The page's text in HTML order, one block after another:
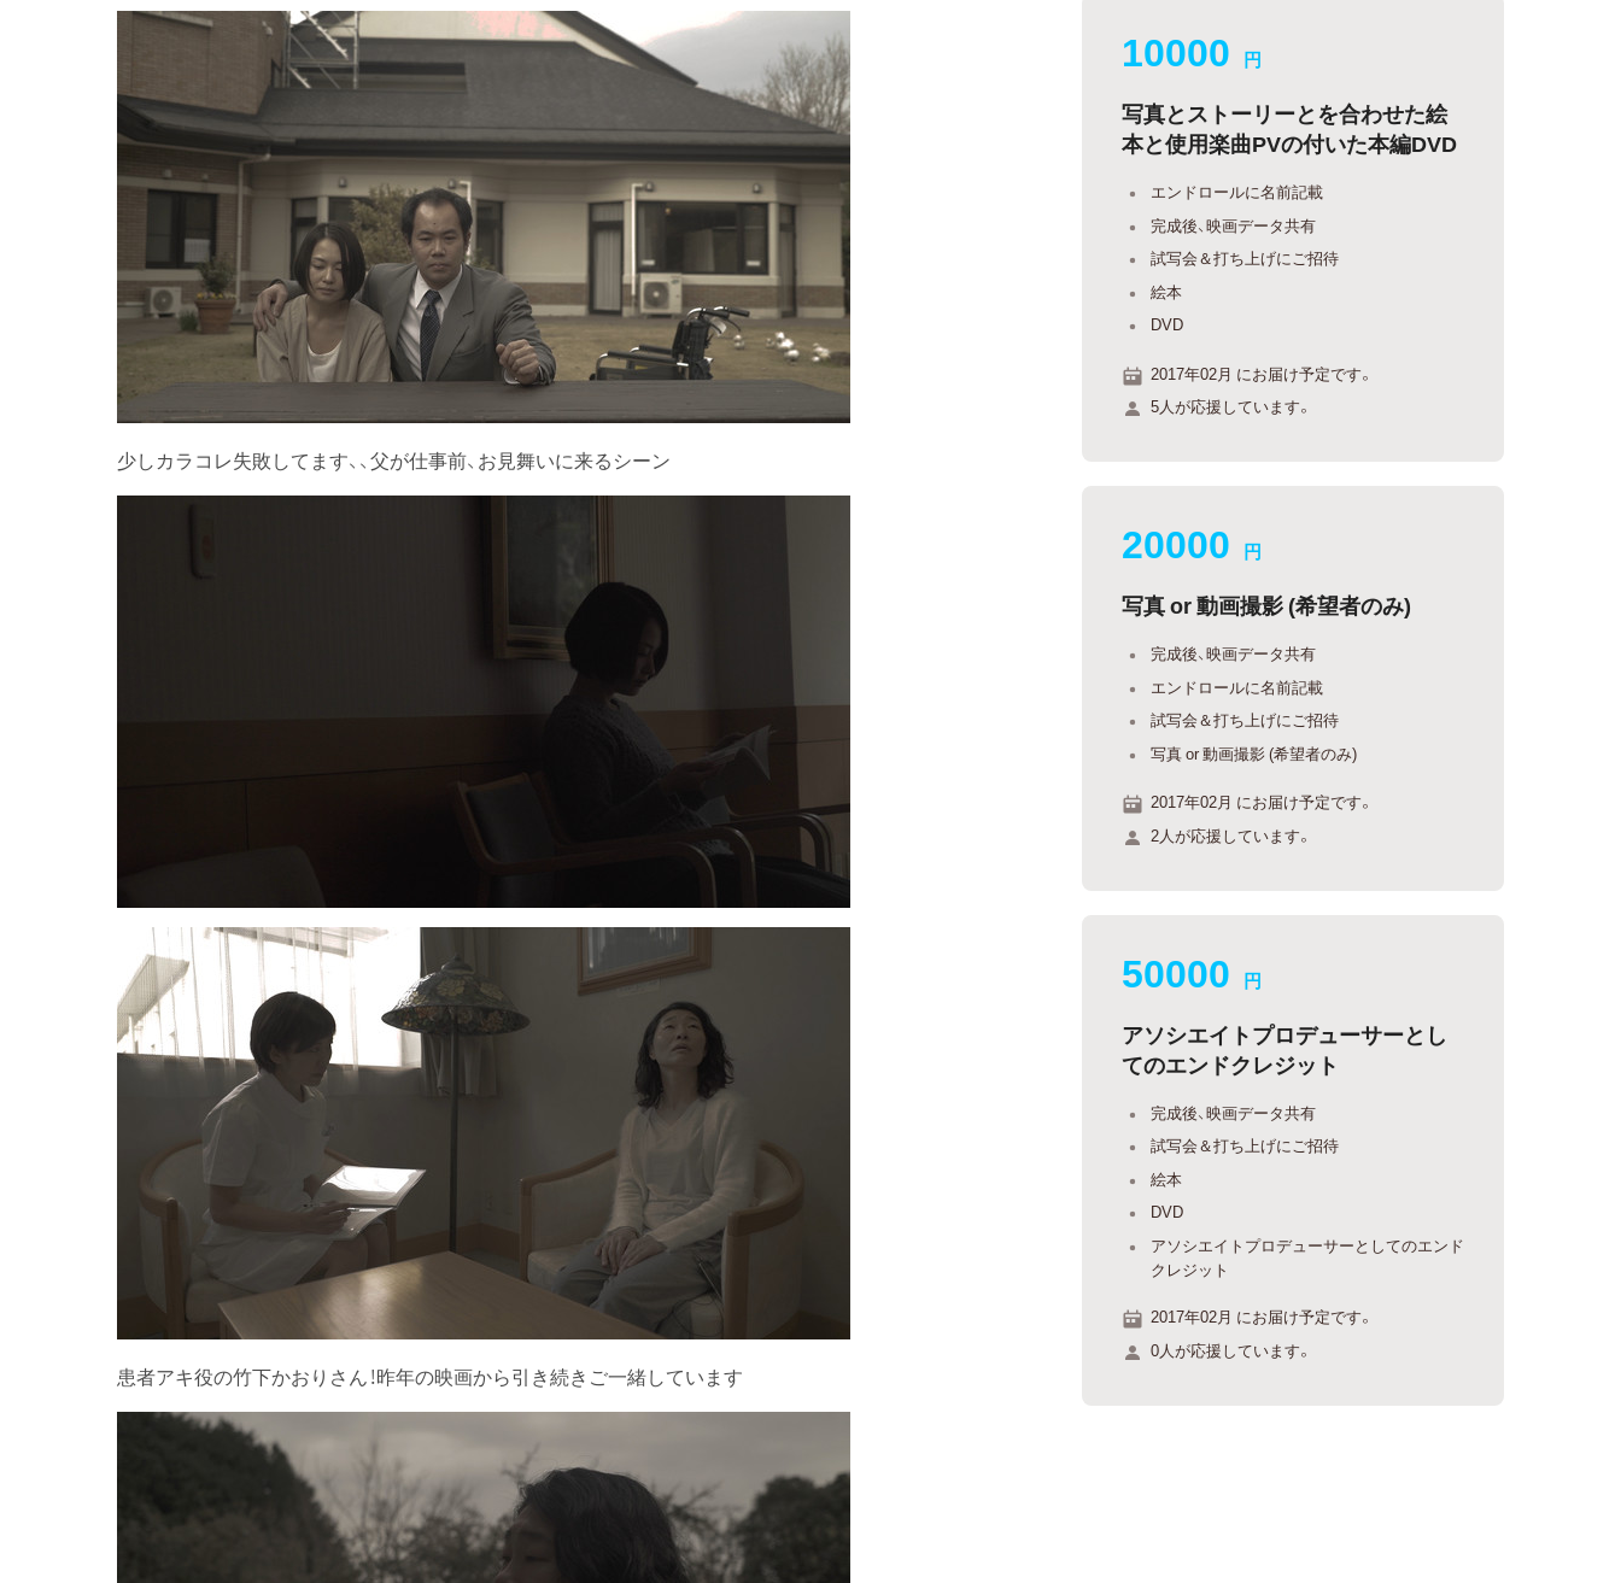
少しカラコレ失敗してます、、父が仕事前、お見舞いに来るシーン
患者アキ役の竹下かおりさん！昨年の映画から引き続きご一緒しています
10000 円
写真とストーリーとを合わせた絵
本と使用楽曲PVの付いた本編DVD
エンドロールに名前記載
完成後、映画データ共有
試写会＆打ち上げにご招待
絵本
DVD
2017年02月 にお届け予定です。
5人が応援しています。
20000 円
写真 or 動画撮影 (希望者のみ)
完成後、映画データ共有
エンドロールに名前記載
試写会＆打ち上げにご招待
写真 or 動画撮影 (希望者のみ)
2017年02月 にお届け予定です。
2人が応援しています。
50000 円
アソシエイトプロデューサーとし
てのエンドクレジット
完成後、映画データ共有
試写会＆打ち上げにご招待
絵本
DVD
アソシエイトプロデューサーとしてのエンド
クレジット
2017年02月 にお届け予定です。
0人が応援しています。